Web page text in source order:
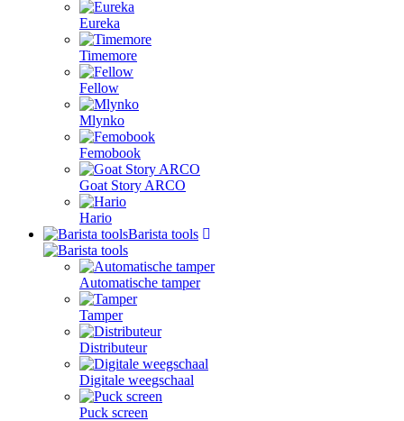
Eureka
Timemore
Fellow
Mlynko
Femobook
Goat Story ARCO
Hario
Barista tools
Automatische tamper
Tamper
Distributeur
Digitale weegschaal
Puck screen